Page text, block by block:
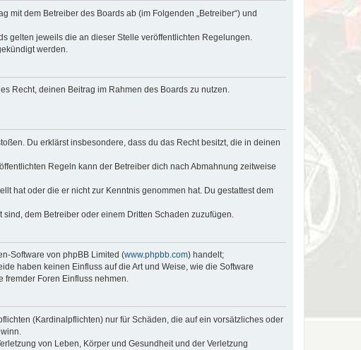
mit dem Betreiber des Boards ab (im Folgenden „Betreiber“) und
gelten jeweils die an dieser Stelle veröffentlichten Regelungen.
werden.
Recht, deinen Beitrag im Rahmen des Boards zu nutzen.
Du erklärst insbesondere, dass du das Recht besitzt, die in deinen
Regeln kann der Betreiber dich nach Abmahnung zeitweise
hat oder die er nicht zur Kenntnis genommen hat. Du gestattest dem
dem Betreiber oder einem Dritten Schaden zuzufügen.
Software von phpBB Limited (www.phpbb.com) handelt;
haben keinen Einfluss auf die Art und Weise, wie die Software
fremder Foren Einfluss nehmen.
(Kardinalpflichten) nur für Schäden, die auf ein vorsätzliches oder
von Leben, Körper und Gesundheit und der Verletzung